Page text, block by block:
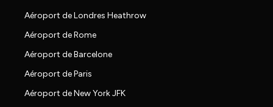
Aéroport de Londres Heathrow
Aéroport de Rome
Aéroport de Barcelone
Aéroport de Paris
Aéroport de New York JFK